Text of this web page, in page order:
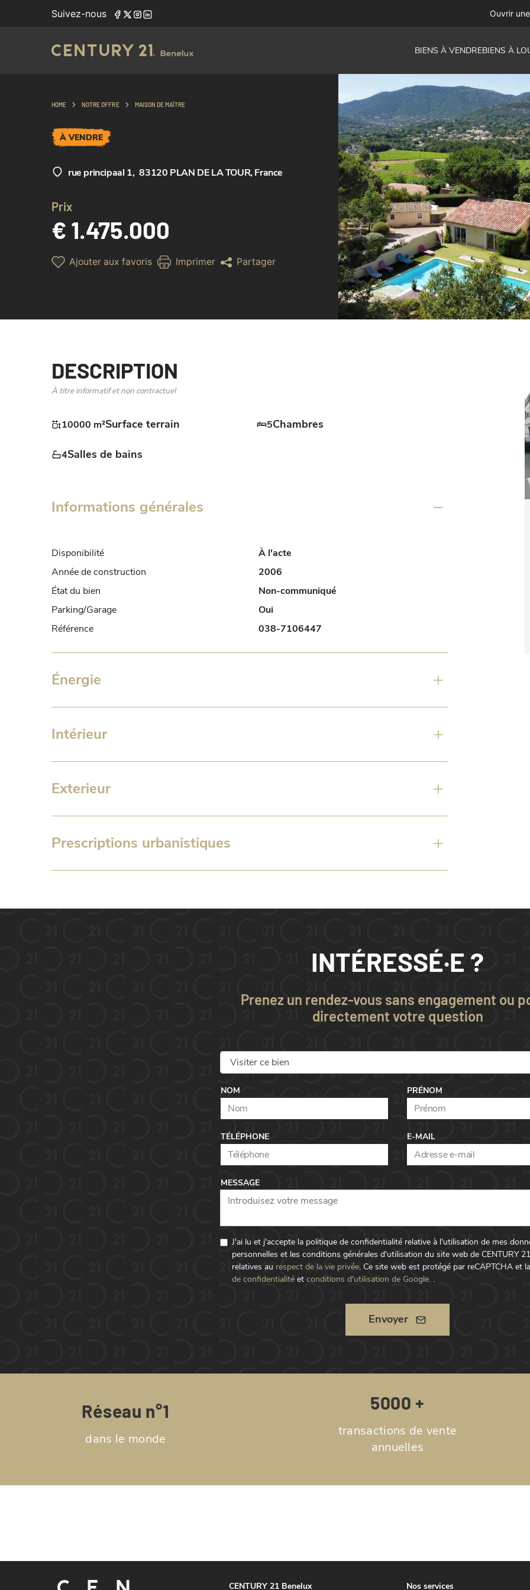
Suivez-nous Ouvrir
BIENS À VENDREBIENS À
HOME NOTRE OFFRE MAISON DE MAÎTRE
À VENDRE
rue principaal 1, 83120 PLAN DE LA TOUR, France
Prix
€ 1.475.000
Ajouter aux favoris Imprimer Partager
DESCRIPTION
À titre informatif et non contractuel
10000 m²Surface terrain 5Chambres
4Salles de bains
Informations générales
Disponibilité
À l'acte
Année de construction
2006
État du bien
Non-communiqué
Parking/Garage
Oui
Référence
038-7106447
Énergie
Intérieur
Exterieur
Prescriptions urbanistiques
INTÉRESSÉ·E ?
Prenez un rendez-vous sans engagement ou
directement votre question
NOM PRÉNOM
TÉLÉPHONE E-MAIL
MESSAGE
J'ai lu et j'accepte la politique de confidentialité relative à l'utilisation de mes
personnelles et les conditions générales d'utilisation du site web de CENTURY
relatives au respect de la vie privée. Ce site web est protégé par reCAPTCHA et la
de confidentialité et conditions d'utilisation de Google. .
Envoyer
Réseau n°1
dans le monde
5000 +
transactions de vente
annuelles
CENTURY 21 Benelux Nos services